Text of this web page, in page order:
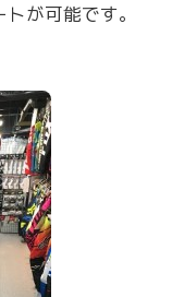
が可能です。